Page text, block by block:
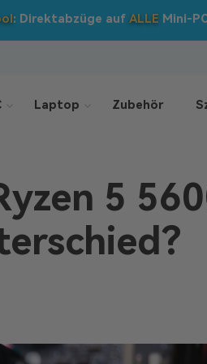
: Direktabzüge aufALLE Mini-
Laptop Zubehör
5